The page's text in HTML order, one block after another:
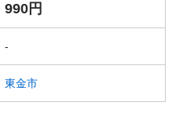
990円
-
東金市